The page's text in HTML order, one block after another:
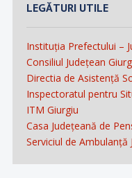
LEGĂTURI UTILE
Instituția Prefectului –
Consiliul Județean
Directia de Asistență
Inspectoratul pentru
ITM Giurgiu
Casa Județeană de
Serviciul de Ambulanță